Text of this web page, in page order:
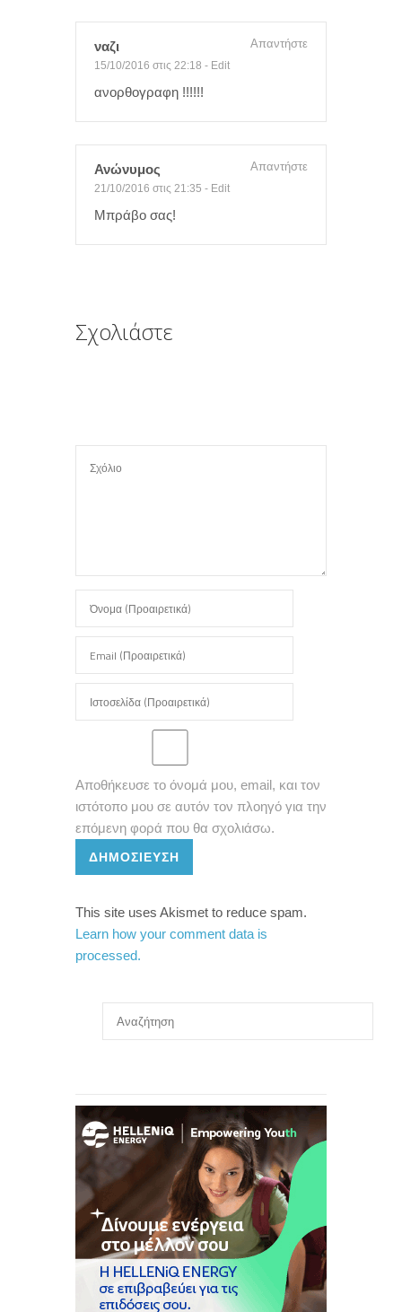
ναζι
15/10/2016 στις 22:18 - Edit
Απαντήστε
ανορθογραφη !!!!!!
Ανώνυμος
21/10/2016 στις 21:35 - Edit
Απαντήστε
Μπράβο σας!
Σχολιάστε
Αποθήκευσε το όνομά μου, email, και τον
ιστότοπο μου σε αυτόν τον πλοηγό για την
επόμενη φορά που θα σχολιάσω.
ΔΗΜΟΣΊΕΥΣΗ
This site uses Akismet to reduce spam.
Learn how your comment data is
processed.